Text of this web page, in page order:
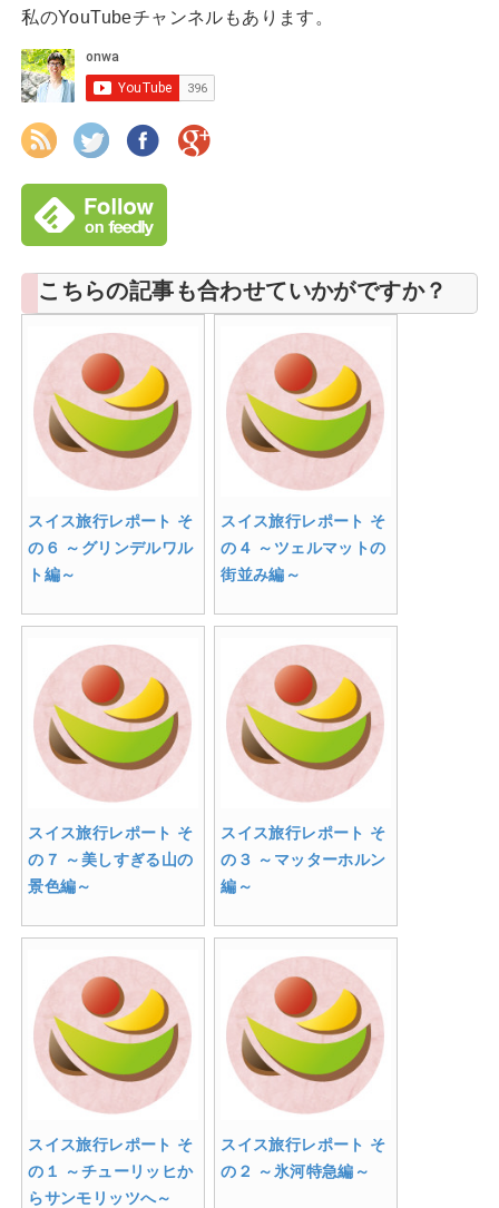
私のYouTubeチャンネルもあります。
こちらの記事も合わせていかがですか？
スイス旅行レポート そ
の６ ～グリンデルワル
ト編～
スイス旅行レポート そ
の４ ～ツェルマットの
街並み編～
スイス旅行レポート そ
の７ ～美しすぎる山の
景色編～
スイス旅行レポート そ
の３ ～マッターホルン
編～
スイス旅行レポート そ
の１ ～チューリッヒか
らサンモリッツへ～
スイス旅行レポート そ
の２ ～氷河特急編～